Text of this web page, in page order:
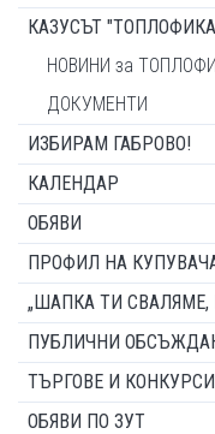
КАЗУСЪТ
НОВИНИ за
ДОКУМЕНТИ
ИЗБИРАМ ГАБРОВО!
КАЛЕНДАР
ОБЯВИ
ПРОФИЛ НА
„ШАПКА ТИ СВАЛЯМЕ,
ПУБЛИЧНИ
ТЪРГОВЕ И КОНКУРСИ
ОБЯВИ ПО ЗУТ